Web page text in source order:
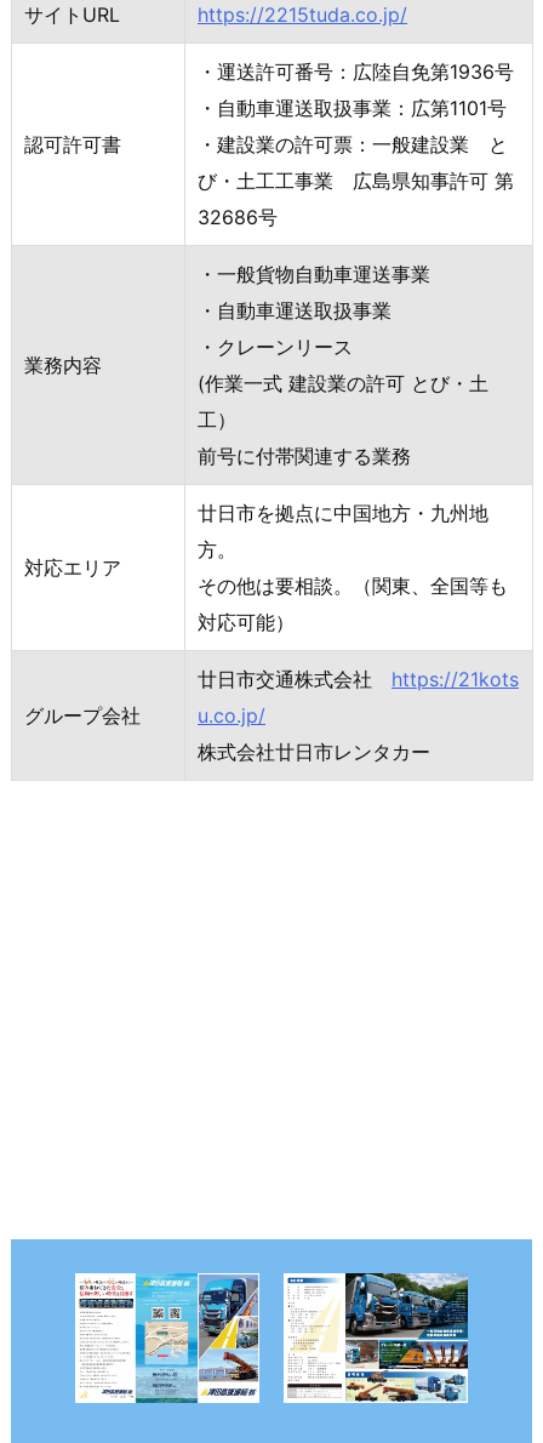
サイトURL https://2215tuda.co.jp/
認可許可書
・運送許可番号：広陸自免第1936号
・自動車運送取扱事業：広第1101号
・建設業の許可票：一般建設業 と
び・土工工事業 広島県知事許可 第
32686号
業務内容
・一般貨物自動車運送事業
・自動車運送取扱事業
・クレーンリース
(作業一式 建設業の許可 とび・土
工）
前号に付帯関連する業務
対応エリア
廿日市を拠点に中国地方・九州地
方。
その他は要相談。（関東、全国等も
対応可能）
グループ会社
廿日市交通株式会社 https://21kots
u.co.jp/
株式会社廿日市レンタカー